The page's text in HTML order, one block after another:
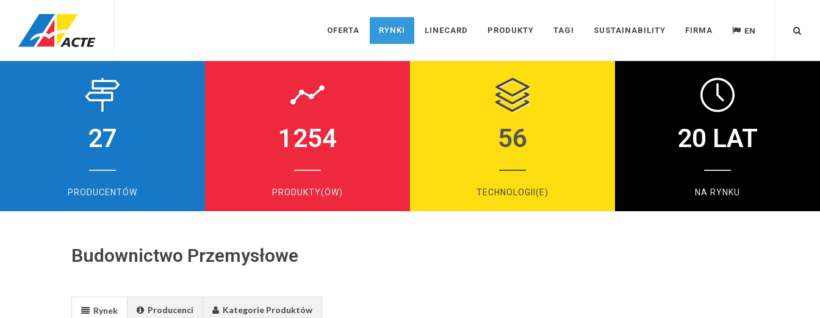
OFERTA RYNKI LINECARD PRODUKTY TAGI SUSTAINABILITY FIRMA EN
27
PRODUCENTÓW
1254
PRODUKTY(ÓW)
56
TECHNOLOGII(E)
20 LAT
NA RYNKU
Budownictwo Przemysłowe
Rynek Producenci Kategorie Produktów